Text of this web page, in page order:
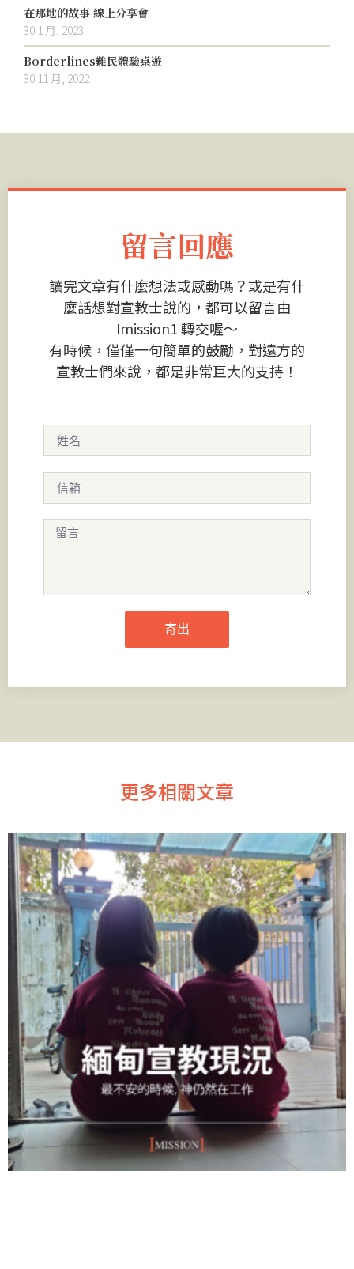
在那地的故事 線上分享會
30 1 月, 2023
Borderlines難民體驗桌遊
30 11 月, 2022
留言回應
讀完文章有什麼想法或感動嗎？或是有什
麼話想對宣教士說的，都可以留言由
Imission1 轉交喔～
有時候，僅僅一句簡單的鼓勵，對遠方的
宣教士們來說，都是非常巨大的支持！
寄出
更多相關文章